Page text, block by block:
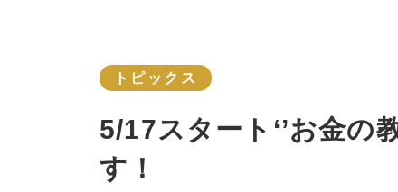
トピックス
5/17スタート‘’お金の
す！